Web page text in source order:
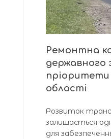
Ремонтна
державного
пріоритети
області
Розвиток
залишається
для